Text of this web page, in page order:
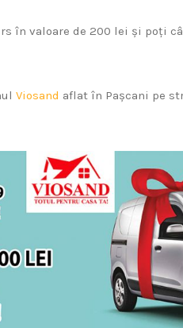
în valoare de 200 lei și poți
Viosand aflat în Pașcani pe